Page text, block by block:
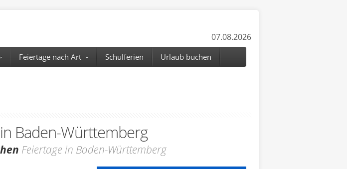
07.08.2026
Feiertage nach Art Schulferien Urlaub buchen
in Baden-Württemberg
Feiertage in Baden-Württemberg